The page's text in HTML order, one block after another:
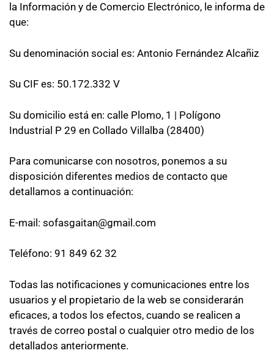
la Información y de Comercio Electrónico, le informa de
que:
Su denominación social es: Antonio Fernández Alcañiz
Su CIF es: 50.172.332 V
Su domicilio está en: calle Plomo, 1 | Polígono
Industrial P 29 en Collado Villalba (28400)
Para comunicarse con nosotros, ponemos a su
disposición diferentes medios de contacto que
detallamos a continuación:
E-mail: sofasgaitan@gmail.com
Teléfono: 91 849 62 32
Todas las notificaciones y comunicaciones entre los
usuarios y el propietario de la web se considerarán
eficaces, a todos los efectos, cuando se realicen a
través de correo postal o cualquier otro medio de los
detallados anteriormente.